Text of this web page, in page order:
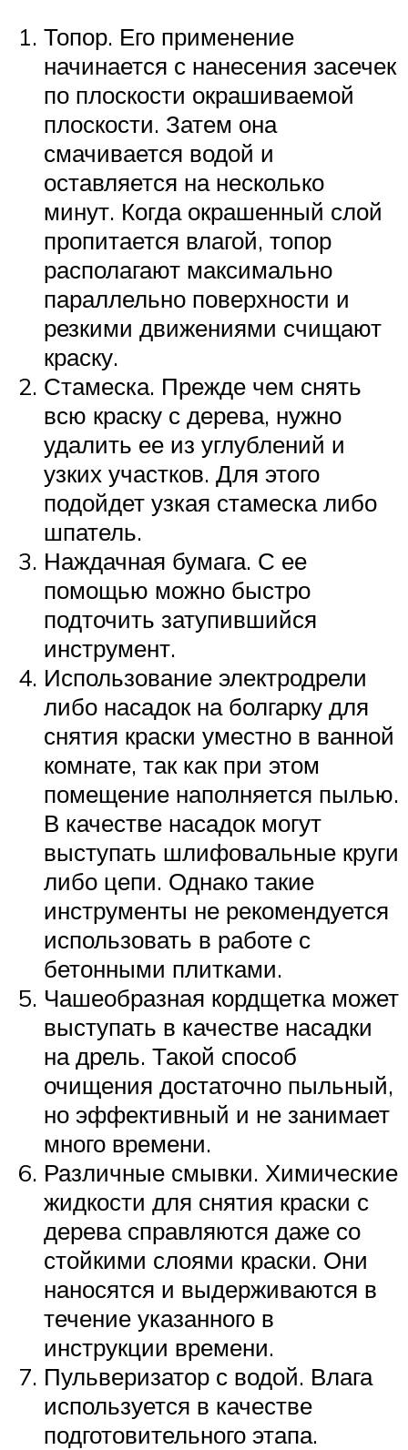
Топор. Его применение
начинается с нанесения засечек
по плоскости окрашиваемой
плоскости. Затем она
смачивается водой и
оставляется на несколько
минут. Когда окрашенный слой
пропитается влагой, топор
располагают максимально
параллельно поверхности и
резкими движениями счищают
краску.
Стамеска. Прежде чем снять
всю краску с дерева, нужно
удалить ее из углублений и
узких участков. Для этого
подойдет узкая стамеска либо
шпатель.
Наждачная бумага. С ее
помощью можно быстро
подточить затупившийся
инструмент.
Использование электродрели
либо насадок на болгарку для
снятия краски уместно в ванной
комнате, так как при этом
помещение наполняется пылью.
В качестве насадок могут
выступать шлифовальные круги
либо цепи. Однако такие
инструменты не рекомендуется
использовать в работе с
бетонными плитками.
Чашеобразная кордщетка может
выступать в качестве насадки
на дрель. Такой способ
очищения достаточно пыльный,
но эффективный и не занимает
много времени.
Различные смывки. Химические
жидкости для снятия краски с
дерева справляются даже со
стойкими слоями краски. Они
наносятся и выдерживаются в
течение указанного в
инструкции времени.
Пульверизатор с водой. Влага
используется в качестве
подготовительного этапа.